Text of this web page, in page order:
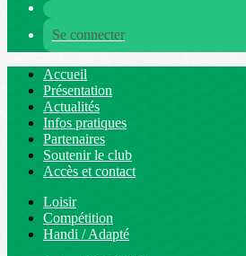
Se connecter
Accueil
Présentation
Actualités
Infos pratiques
Partenaires
Soutenir le club
Accès et contact
Loisir
Compétition
Handi / Adapté